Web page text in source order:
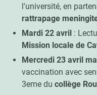
l'université, en
rattrapage
Mardi 22 avril :
Mission locale de
Mercredi 23 avril
vaccination avec
3eme du collège